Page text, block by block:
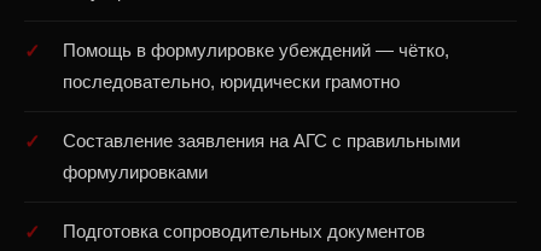
Помощь в формулировке убеждений — чётко,
последовательно, юридически грамотно
Составление заявления на АГС с правильными
формулировками
Подготовка сопроводительных документов